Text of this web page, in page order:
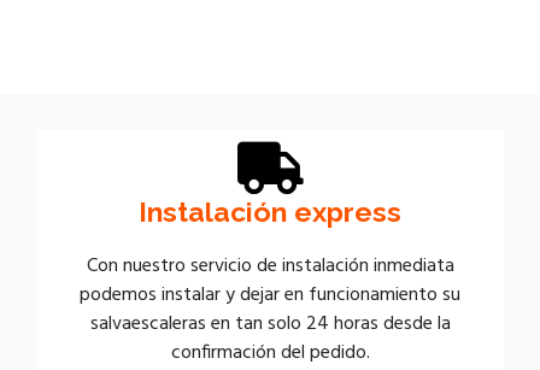
Instalación express
Con nuestro servicio de instalación inmediata
podemos instalar y dejar en funcionamiento su
salvaescaleras en tan solo 24 horas desde la
confirmación del pedido.